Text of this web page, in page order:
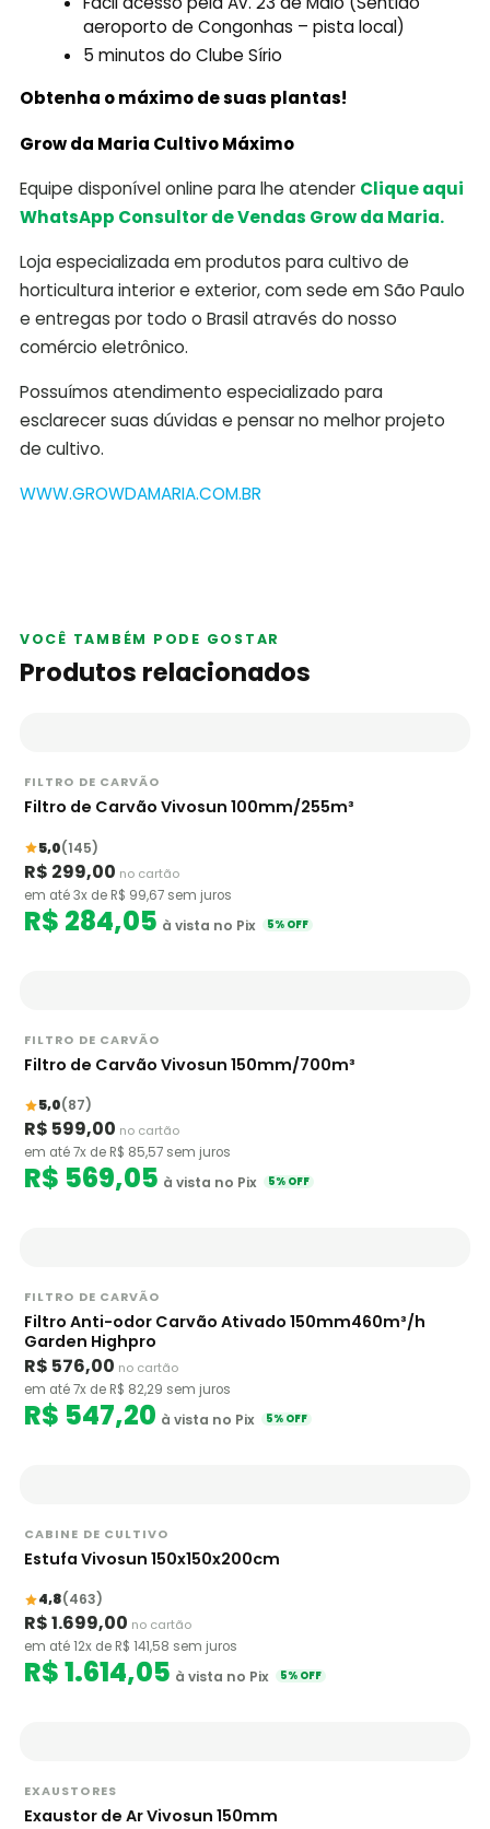
aeroporto de Congonhas – pista local)
5 minutos do Clube Sírio
Obtenha o máximo de suas plantas!
Grow da Maria Cultivo Máximo
Equipe disponível online para lhe atender Clique aqui
WhatsApp Consultor de Vendas Grow da Maria.
Loja especializada em produtos para cultivo de
horticultura interior e exterior, com sede em São Paulo
e entregas por todo o Brasil através do nosso
comércio eletrônico.
Possuímos atendimento especializado para
esclarecer suas dúvidas e pensar no melhor projeto
de cultivo.
WWW.GROWDAMARIA.COM.BR
VOCÊ TAMBÉM PODE GOSTAR
Produtos relacionados
FILTRO DE CARVÃO
Filtro de Carvão Vivosun 100mm/255m³
5,0(145)
R$ 299,00 no cartão
em até 3x de R$ 99,67 sem juros
R$ 284,05 à vista no Pix 5% OFF
FILTRO DE CARVÃO
Filtro de Carvão Vivosun 150mm/700m³
5,0(87)
R$ 599,00 no cartão
em até 7x de R$ 85,57 sem juros
R$ 569,05 à vista no Pix 5% OFF
FILTRO DE CARVÃO
Filtro Anti-odor Carvão Ativado 150mm460m³/h
Garden Highpro
R$ 576,00 no cartão
em até 7x de R$ 82,29 sem juros
R$ 547,20 à vista no Pix 5% OFF
CABINE DE CULTIVO
Estufa Vivosun 150x150x200cm
4,8(463)
R$ 1.699,00 no cartão
em até 12x de R$ 141,58 sem juros
R$ 1.614,05 à vista no Pix 5% OFF
EXAUSTORES
Exaustor de Ar Vivosun 150mm